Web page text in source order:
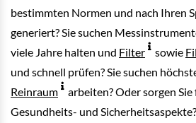
bestimmten Normen und nach Ihren
generiert? Sie suchen
viele Jahre halten und Filter sowie
und schnell prüfen? Sie suchen
Reinraum
arbeiten? Oder sorgen
Gesundheits- und